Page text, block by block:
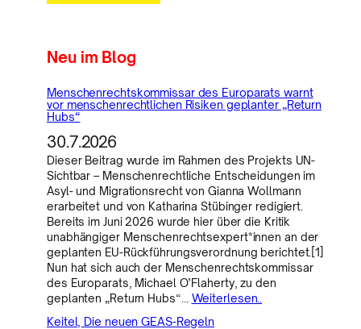
Neu im Blog
Menschenrechtskommissar des Europarats warnt
vor menschenrechtlichen Risiken geplanter „Return
Hubs“
30.7.2026
Dieser Beitrag wurde im Rahmen des Projekts UN-
Sichtbar – Menschenrechtliche Entscheidungen im
Asyl- und Migrationsrecht von Gianna Wollmann
erarbeitet und von Katharina Stübinger redigiert.
Bereits im Juni 2026 wurde hier über die Kritik
unabhängiger Menschenrechtsexpert*innen an der
geplanten EU-Rückführungsverordnung berichtet.[1]
Nun hat sich auch der Menschenrechtskommissar
des Europarats, Michael O’Flaherty, zu den
geplanten „Return Hubs“… Weiterlesen..
Keitel, Die neuen GEAS-Regeln